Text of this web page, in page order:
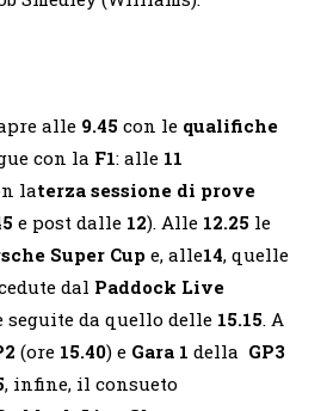
alle 9.45 con le qualifiche
con la F1: alle 11
laterza sessione di prove
e post dalle 12). Alle 12.25 le
Super Cup e, alle14, quelle
dal Paddock Live
seguite da quello delle 15.15. A
(ore 15.40) e Gara 1 della GP3
, infine, il consueto